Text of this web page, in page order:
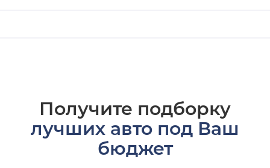
Получите подборку
лучших авто под Ваш
бюджет